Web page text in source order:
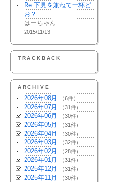
Re:下見を兼ねて一杯ど
お？
はーちゃん
2015/11/13
TRACKBACK
ARCHIVE
2026年08月 （6件）
2026年07月 （31件）
2026年06月 （30件）
2026年05月 （31件）
2026年04月 （30件）
2026年03月 （32件）
2026年02月 （28件）
2026年01月 （31件）
2025年12月 （31件）
2025年11月 （30件）